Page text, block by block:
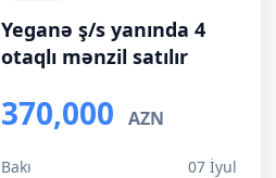
Yeganə ş/s yanında 4
otaqlı mənzil satılır
370,000 AZN
Bakı 07 İyul